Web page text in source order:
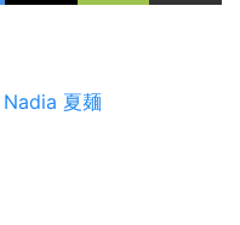
Nadia 夏麺